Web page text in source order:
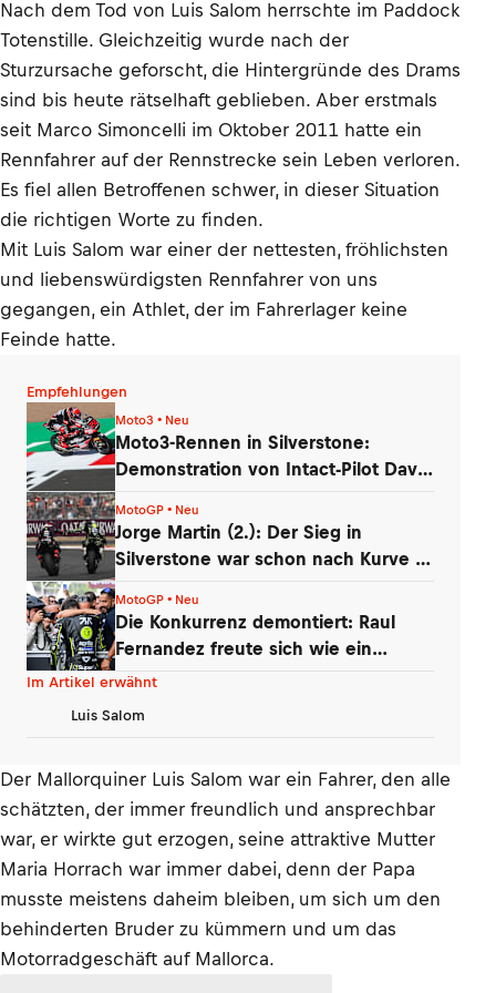
Nach dem Tod von Luis Salom herrschte im Paddock
Totenstille. Gleichzeitig wurde nach der
Sturzursache geforscht, die Hintergründe des Drams
sind bis heute rätselhaft geblieben. Aber erstmals
seit Marco Simoncelli im Oktober 2011 hatte ein
Rennfahrer auf der Rennstrecke sein Leben verloren.
Es fiel allen Betroffenen schwer, in dieser Situation
die richtigen Worte zu finden.
Mit Luis Salom war einer der nettesten, fröhlichsten
und liebenswürdigsten Rennfahrer von uns
gegangen, ein Athlet, der im Fahrerlager keine
Feinde hatte.
Empfehlungen
Moto3 • Neu
Moto3-Rennen in Silverstone:
Demonstration von Intact-Pilot David
MotoGP • Neu
Jorge Martin (2.): Der Sieg in
Silverstone war schon nach Kurve 1
MotoGP • Neu
Die Konkurrenz demontiert: Raul
Fernandez freute sich wie ein
kleines Kind
Im Artikel erwähnt
Luis Salom
Der Mallorquiner Luis Salom war ein Fahrer, den alle
schätzten, der immer freundlich und ansprechbar
war, er wirkte gut erzogen, seine attraktive Mutter
Maria Horrach war immer dabei, denn der Papa
musste meistens daheim bleiben, um sich um den
behinderten Bruder zu kümmern und um das
Motorradgeschäft auf Mallorca.